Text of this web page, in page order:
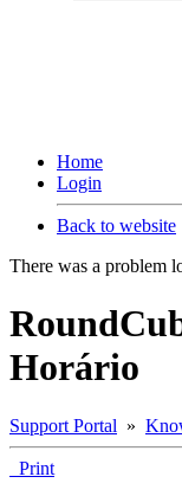
Home
Login
Back to website
There was a problem
Horário
Support Portal »
Print